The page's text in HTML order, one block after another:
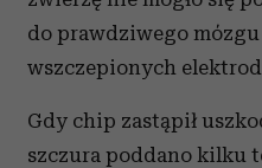
do prawdziwego mózgu
wszczepionych
Gdy chip zastąpił
szczura poddano kilku